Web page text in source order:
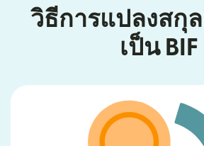
วิธีการแปลงสกุล
เป็น BIF